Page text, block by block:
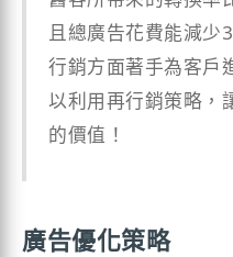
且總廣告花費能減少
行銷方面著手為客戶
以利用再行銷策略，
的價值！
廣告優化策略